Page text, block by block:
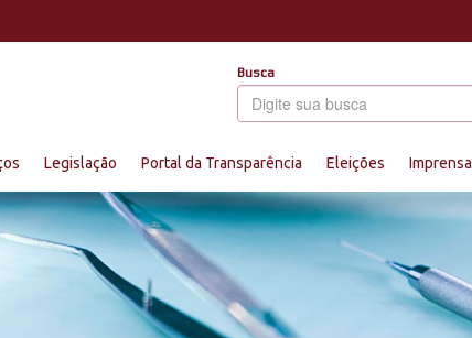
Busca
Legislação Portal da Transparência Eleições Imprensa